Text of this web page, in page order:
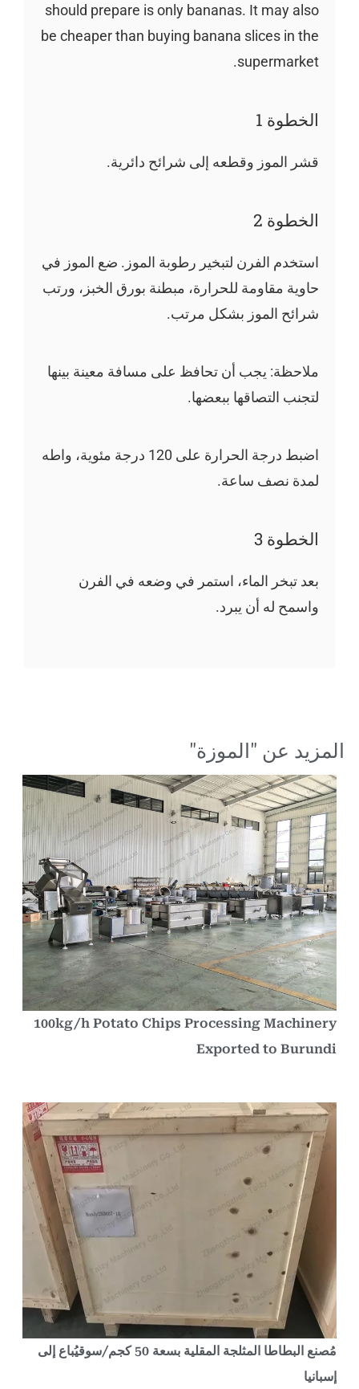
should prepare is only bananas. It may also
be cheaper than buying banana slices in the
supermarket.
الخطوة 1
قشر الموز وقطعه إلى شرائح دائرية.
الخطوة 2
استخدم الفرن لتبخير رطوبة الموز. ضع الموز في
حاوية مقاومة للحرارة، مبطنة بورق الخبز، ورتب
شرائح الموز بشكل مرتب.
ملاحظة: يجب أن تحافظ على مسافة معينة بينها
لتجنب التصاقها ببعضها.
اضبط درجة الحرارة على 120 درجة مئوية، واطه
لمدة نصف ساعة.
الخطوة 3
بعد تبخر الماء، استمر في وضعه في الفرن
واسمح له أن يبرد.
عن "الموزة"
100kg/h Potato Chips Processing Machinery
Exported to Burundi
مُصنع البطاطا المثلجة المقلية بسعة 50 كجم/سوقيُباع إلى
إسبانيا